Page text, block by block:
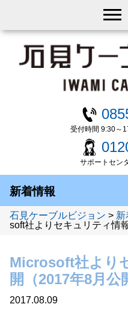
受付時間 9:30～
サポートセン
新着情報
石見ケーブルビジョン > 新
soft社よりセキュリティ情
Microsoft社より
開（2017年8月公
2017.08.09